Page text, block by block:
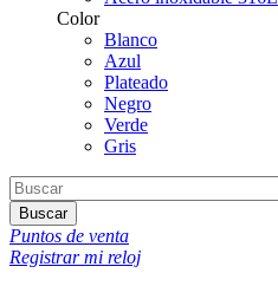
Color
Blanco
Azul
Plateado
Negro
Verde
Gris
Buscar
Puntos de venta
Registrar mi reloj